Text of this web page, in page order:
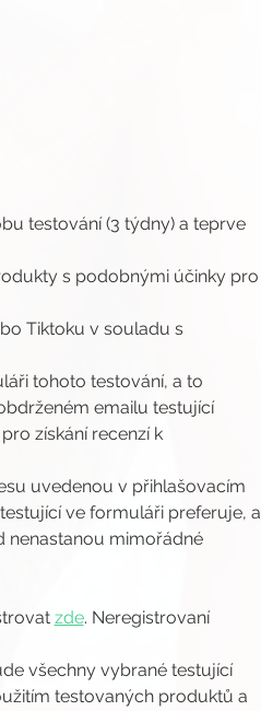
testování (3 týdny) a teprve
s podobnými účinky pro
Tiktoku v souladu s
tohoto testování, a to
emailu testující
získání recenzí k
uvedenou v přihlašovacím
ve formuláři preferuje, a
nenastanou mimořádné
zde. Neregistrovaní
všechny vybrané testující
testovaných produktů a